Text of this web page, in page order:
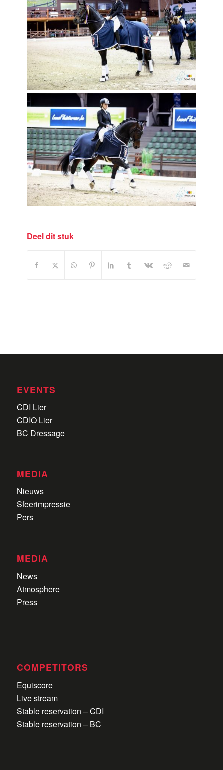
Deel dit stuk
EVENTS
CDI Lier
CDIO Lier
BC Dressage
MEDIA
Nieuws
Sfeerimpressie
Pers
MEDIA
News
Atmosphere
Press
COMPETITORS
Equiscore
Live stream
Stable reservation – CDI
Stable reservation – BC